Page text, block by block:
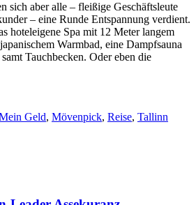
sich aber alle – fleißige Geschäftsleute
– eine Runde Entspannung verdient.
hoteleigene Spa mit 12 Meter langem
Warmbad, eine Dampfsauna
Tauchbecken. Oder eben die
Geld, Mövenpick, Reise, Tallinn